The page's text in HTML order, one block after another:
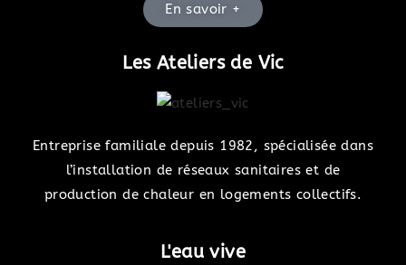
En savoir +
Les Ateliers de Vic
Entreprise familiale depuis 1982, spécialisée dans
l’installation de réseaux sanitaires et de
production de chaleur en logements collectifs.
L'eau vive